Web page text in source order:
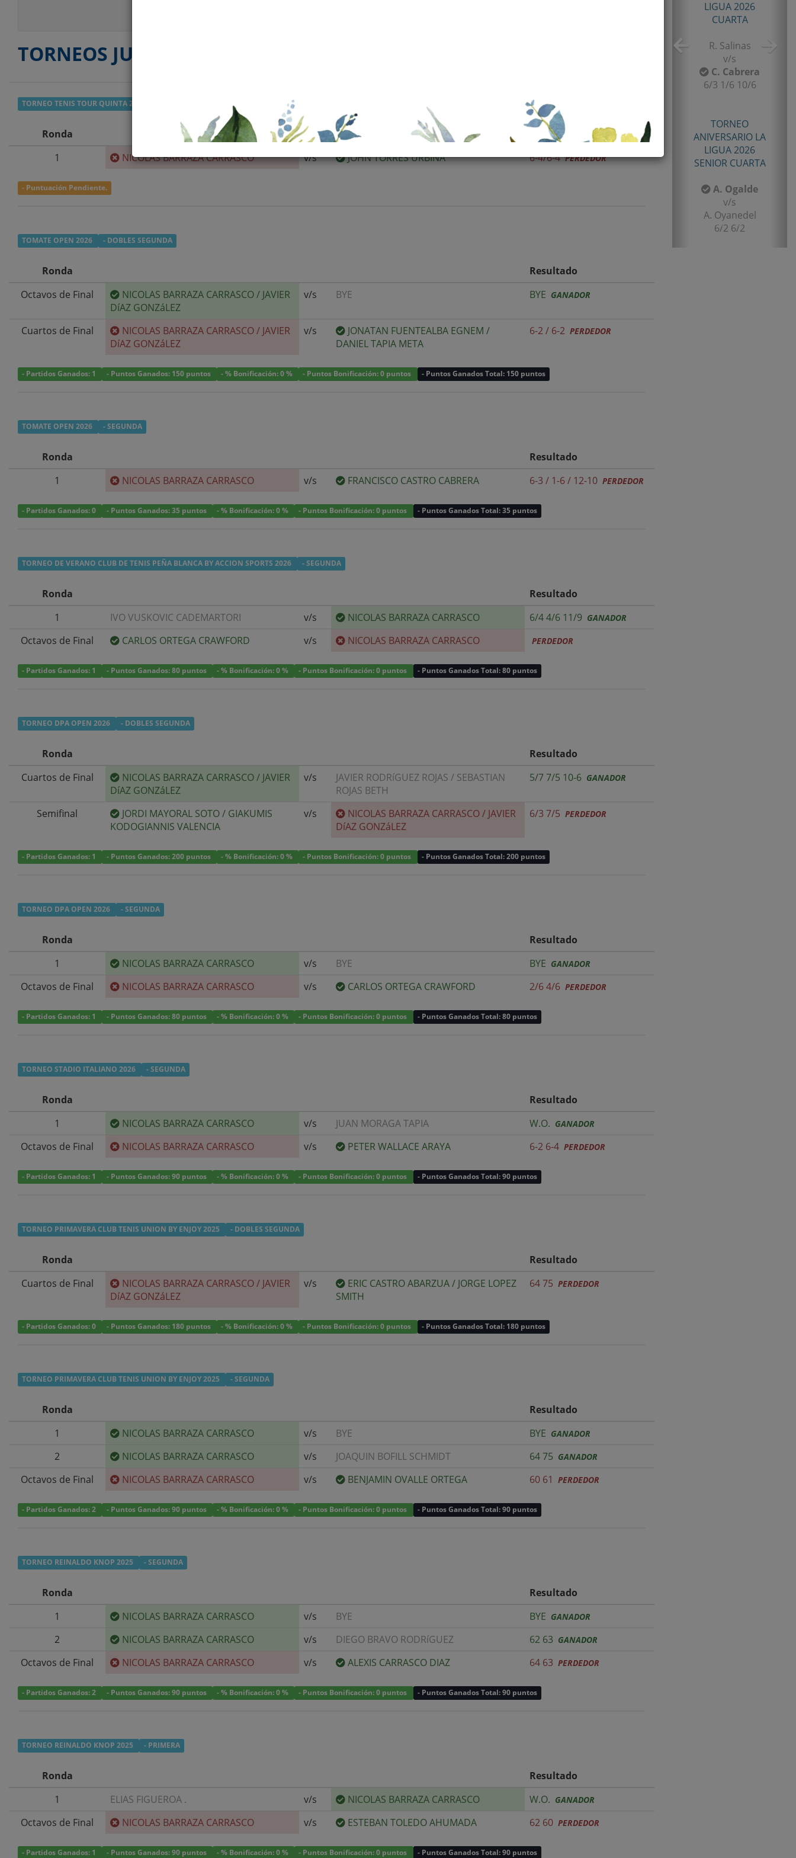
TORNEOS JUGADOS
TORNEO TENIS TOUR QUINTA 2026
Ronda
Resultado
1
NICOLAS BARRAZA CARRASCO v/s JOHN TORRES URBINA 6-4/6-4PERDEDOR
- Puntuación Pendiente.
TOMATE OPEN 2026 - DOBLES SEGUNDA
Ronda
Resultado
Octavos de Final
NICOLAS BARRAZA CARRASCO/ JAVIER
DíAZ GONZáLEZ
v/s BYE BYE GANADOR
Cuartos de Final NICOLAS BARRAZA CARRASCO/ JAVIER
DíAZ GONZáLEZ
v/s JONATAN FUENTEALBA EGNEM /
DANIEL TAPIA META
6-2 / 6-2 PERDEDOR
- Partidos Ganados: 1 - Puntos Ganados: 150 puntos - % Bonificación: 0 % - Puntos Bonificación: 0 puntos - Puntos Ganados Total: 150 puntos
TOMATE OPEN 2026 - SEGUNDA
Ronda
Resultado
1
NICOLAS BARRAZA CARRASCO v/s FRANCISCO CASTRO CABRERA 6-3 / 1-6 / 12-10 PERDEDOR
- Partidos Ganados: 0 - Puntos Ganados: 35 puntos - % Bonificación: 0 % - Puntos Bonificación: 0 puntos - Puntos Ganados Total: 35 puntos
TORNEO DE VERANO CLUB DE TENIS PEÑA BLANCA BY ACCION SPORTS 2026 - SEGUNDA
Ronda
Resultado
1
IVO VUSKOVIC CADEMARTORI v/s NICOLAS BARRAZA CARRASCO 6/4 4/6 11/9 GANADOR
Octavos de Final CARLOS ORTEGA CRAWFORD v/s NICOLAS BARRAZA CARRASCO PERDEDOR
- Partidos Ganados: 1 - Puntos Ganados: 80 puntos - % Bonificación: 0 % - Puntos Bonificación: 0 puntos - Puntos Ganados Total: 80 puntos
TORNEO DPA OPEN 2026 - DOBLES SEGUNDA
Ronda
Resultado
Cuartos de Final
NICOLAS BARRAZA CARRASCO/ JAVIER
DíAZ GONZáLEZ
v/s JAVIER RODRíGUEZ ROJAS / SEBASTIAN
ROJAS BETH
5/7 7/5 10-6 GANADOR
Semifinal JORDI MAYORAL SOTO/ GIAKUMIS
KODOGIANNIS VALENCIA
v/s NICOLAS BARRAZA CARRASCO/ JAVIER
DíAZ GONZáLEZ
6/3 7/5 PERDEDOR
- Partidos Ganados: 1 - Puntos Ganados: 200 puntos - % Bonificación: 0 % - Puntos Bonificación: 0 puntos - Puntos Ganados Total: 200 puntos
TORNEO DPA OPEN 2026 - SEGUNDA
Ronda
Resultado
1
NICOLAS BARRAZA CARRASCO v/s BYE BYE GANADOR
Octavos de Final NICOLAS BARRAZA CARRASCO v/s CARLOS ORTEGA CRAWFORD 2/6 4/6 PERDEDOR
- Partidos Ganados: 1 - Puntos Ganados: 80 puntos - % Bonificación: 0 % - Puntos Bonificación: 0 puntos - Puntos Ganados Total: 80 puntos
TORNEO STADIO ITALIANO 2026 - SEGUNDA
Ronda
Resultado
1
NICOLAS BARRAZA CARRASCO v/s JUAN MORAGA TAPIA W.O. GANADOR
Octavos de Final NICOLAS BARRAZA CARRASCO v/s PETER WALLACE ARAYA 6-2 6-4 PERDEDOR
- Partidos Ganados: 1 - Puntos Ganados: 90 puntos - % Bonificación: 0 % - Puntos Bonificación: 0 puntos - Puntos Ganados Total: 90 puntos
TORNEO PRIMAVERA CLUB TENIS UNION BY ENJOY 2025 - DOBLES SEGUNDA
Ronda
Resultado
Cuartos de Final
NICOLAS BARRAZA CARRASCO/ JAVIER
DíAZ GONZáLEZ
v/s ERIC CASTRO ABARZUA/ JORGE LOPEZ
SMITH
64 75 PERDEDOR
- Partidos Ganados: 0 - Puntos Ganados: 180 puntos - % Bonificación: 0 % - Puntos Bonificación: 0 puntos - Puntos Ganados Total: 180 puntos
TORNEO PRIMAVERA CLUB TENIS UNION BY ENJOY 2025 - SEGUNDA
Ronda
Resultado
1
NICOLAS BARRAZA CARRASCO v/s BYE BYE GANADOR
2 NICOLAS BARRAZA CARRASCO v/s JOAQUIN BOFILL SCHMIDT 64 75 GANADOR
Octavos de Final NICOLAS BARRAZA CARRASCO v/s BENJAMIN OVALLE ORTEGA 60 61 PERDEDOR
- Partidos Ganados: 2 - Puntos Ganados: 90 puntos - % Bonificación: 0 % - Puntos Bonificación: 0 puntos - Puntos Ganados Total: 90 puntos
TORNEO REINALDO KNOP 2025 - SEGUNDA
Ronda
Resultado
1
NICOLAS BARRAZA CARRASCO v/s BYE BYE GANADOR
2 NICOLAS BARRAZA CARRASCO v/s DIEGO BRAVO RODRíGUEZ 62 63 GANADOR
Octavos de Final NICOLAS BARRAZA CARRASCO v/s ALEXIS CARRASCO DIAZ 64 63 PERDEDOR
- Partidos Ganados: 2 - Puntos Ganados: 90 puntos - % Bonificación: 0 % - Puntos Bonificación: 0 puntos - Puntos Ganados Total: 90 puntos
TORNEO REINALDO KNOP 2025 - PRIMERA
Ronda
Resultado
1
ELIAS FIGUEROA . v/s NICOLAS BARRAZA CARRASCO W.O. GANADOR
Octavos de Final NICOLAS BARRAZA CARRASCO v/s ESTEBAN TOLEDO AHUMADA 62 60 PERDEDOR
- Partidos Ganados: 1 - Puntos Ganados: 90 puntos - % Bonificación: 0 % - Puntos Bonificación: 0 puntos - Puntos Ganados Total: 90 puntos
TORNEO TENIS TOUR
QUINTA 2026
E. Castro
v/s
I. Rubiño
TORNEO TENIS TOUR
QUINTA 2026
PRIMERA
F. Matamala
v/s
L. Palma
6-1/6-3